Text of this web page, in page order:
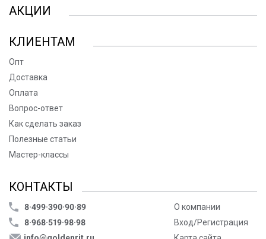
АКЦИИ
КЛИЕНТАМ
Опт
Доставка
Оплата
Вопрос-ответ
Как сделать заказ
Полезные статьи
Мастер-классы
КОНТАКТЫ
8·499·390·90·89
8·968·519·98·98
О компании
Вход/Регистрация